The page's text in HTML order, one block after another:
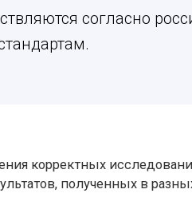
согласно
корректных
полученных в